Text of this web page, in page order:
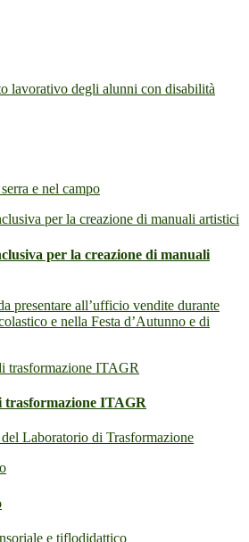
lavorativo degli alunni con disabilità
e nel campo
per la creazione di manuali
presentare all’ufficio vendite durante
e nella Festa d’Autunno e di
ITAGR
Laboratorio di Trasformazione
e tiflodidattico